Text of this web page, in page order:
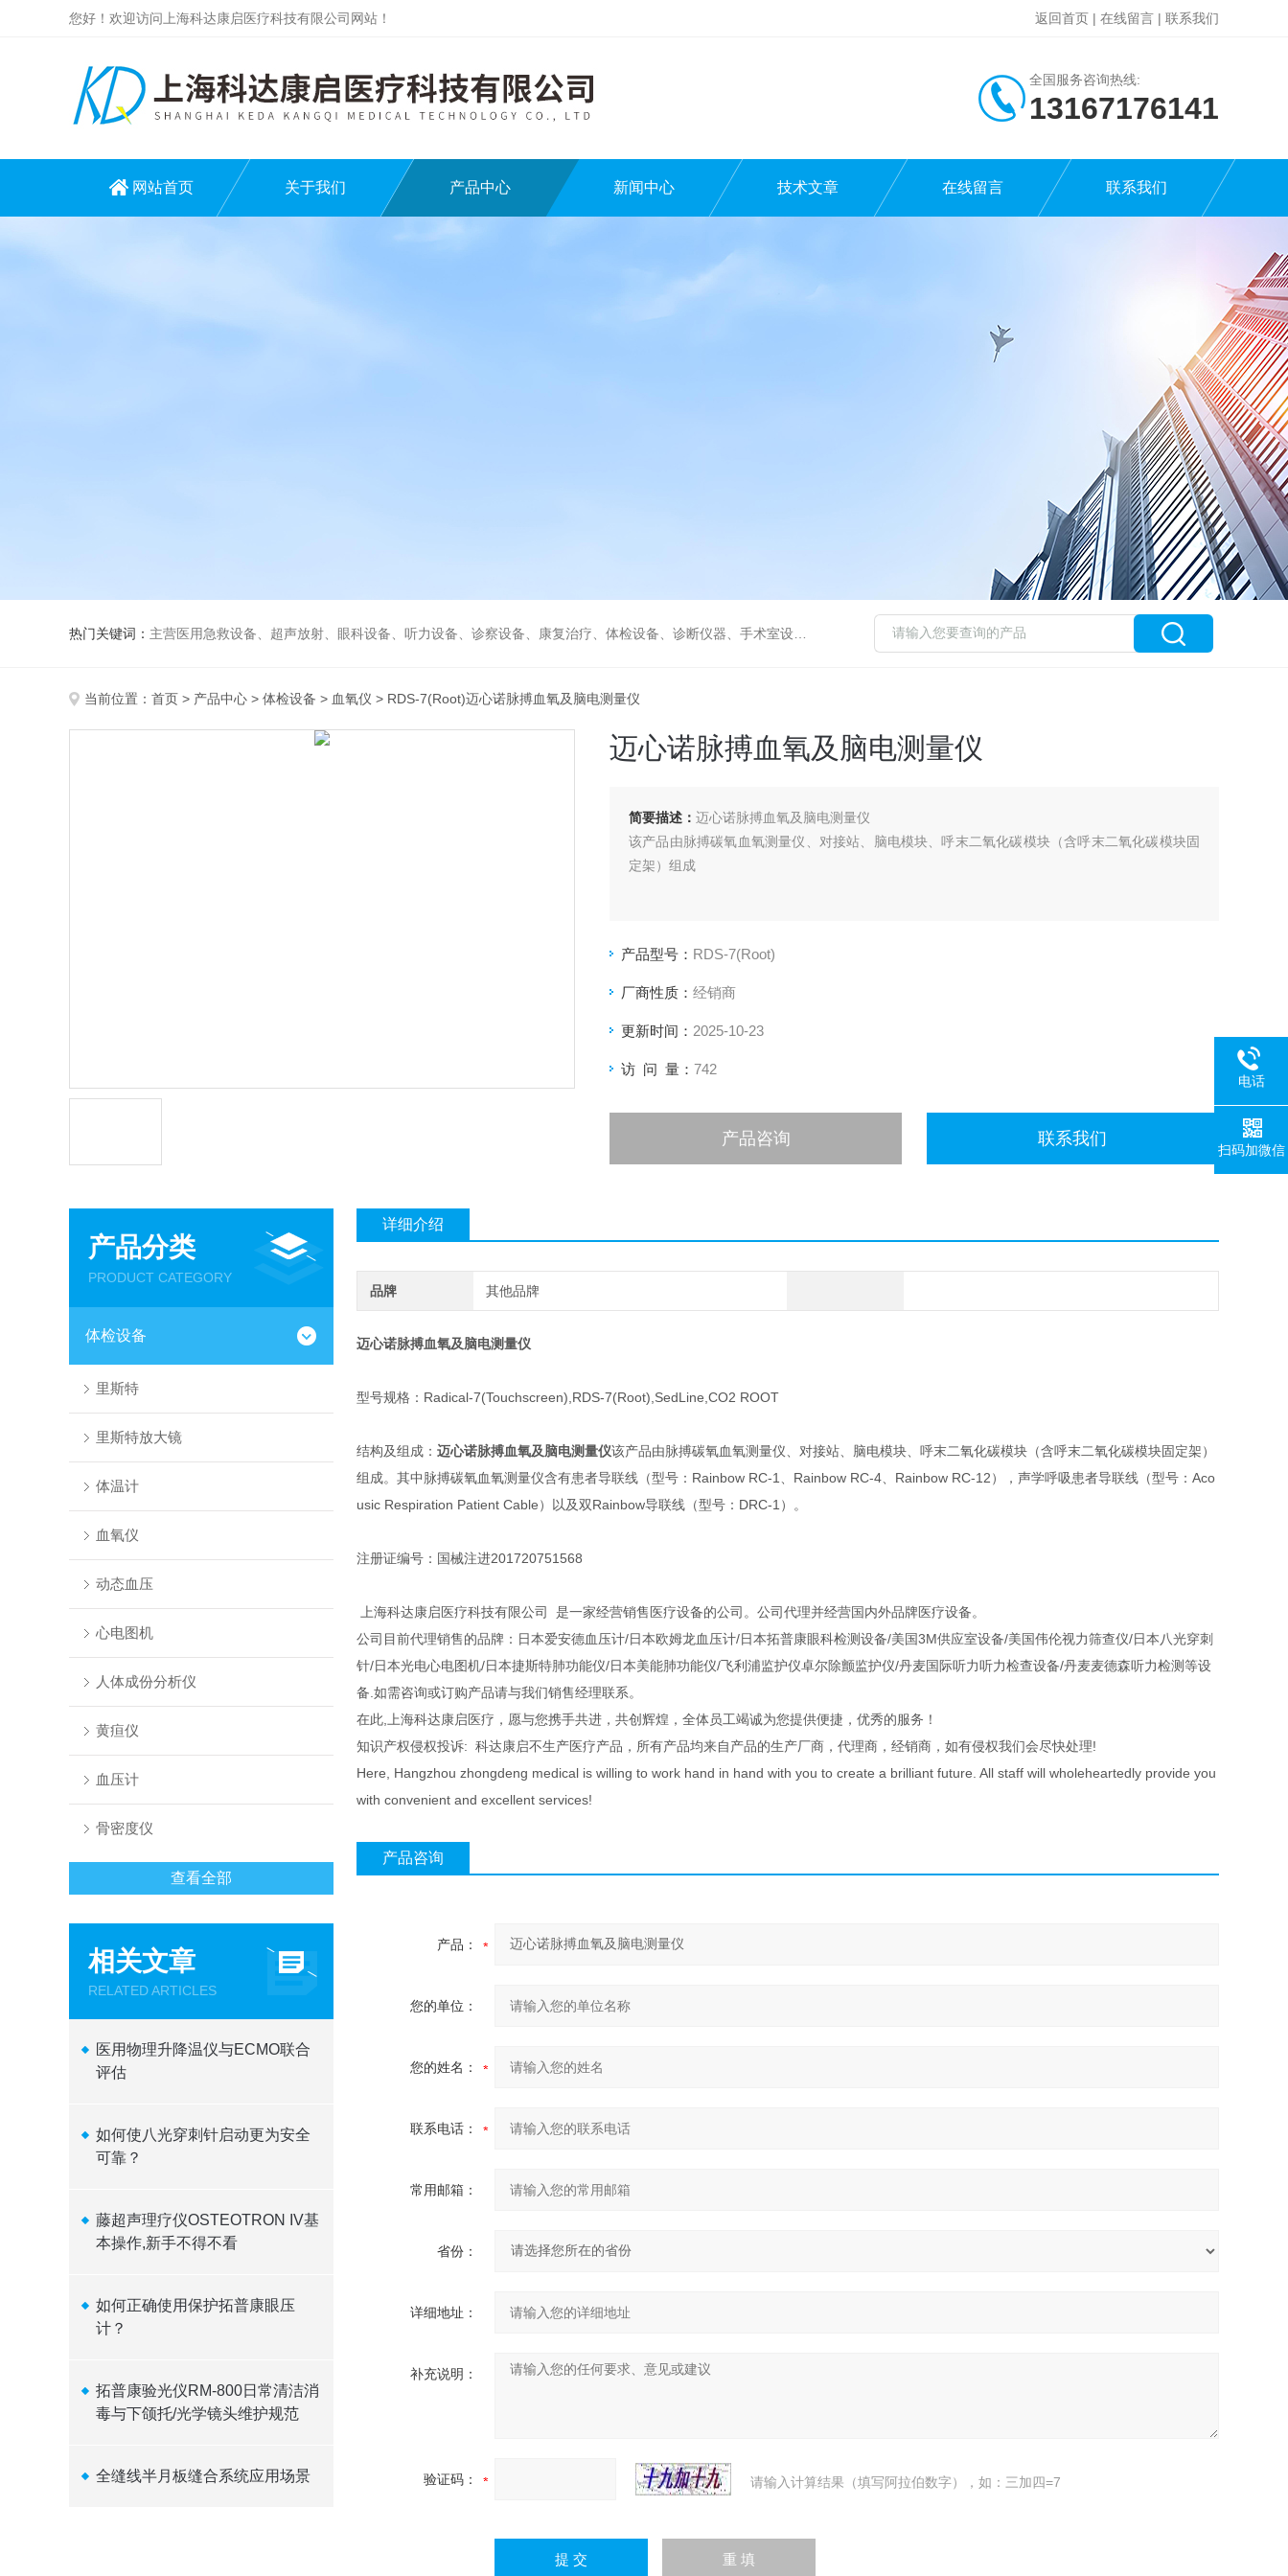
您好！欢迎访问上海科达康启医疗科技有限公司网站！ 返回首页 | 在线留言 | 联系我们
全国服务咨询热线:
13167176141
网站首页 关于我们 产品中心 新闻中心 技术文章 在线留言 联系我们
热门关键词： 主营医用急救设备、超声放射、眼科设备、听力设备、诊察设备、康复治疗、体检设备、诊断仪器、手术室设备急救室、监护设备诊疗室等医疗设备。
当前位置： 首页 > 产品中心 > 体检设备 > 血氧仪 > RDS-7(Root)迈心诺脉搏血氧及脑电测量仪
迈心诺脉搏血氧及脑电测量仪
简要描述： 迈心诺脉搏血氧及脑电测量仪
该产品由脉搏碳氧血氧测量仪、对接站、脑电模块、呼末二氧化碳模块（含呼末二氧化碳模块固
定架）组成
产品型号： RDS-7(Root)
厂商性质： 经销商
更新时间： 2025-10-23
访 问 量： 742
产品咨询 联系我们
产品分类
PRODUCT CATEGORY
体检设备
里斯特
里斯特放大镜
体温计
血氧仪
动态血压
心电图机
人体成份分析仪
黄疸仪
血压计
骨密度仪
查看全部
相关文章
RELATED ARTICLES
医用物理升降温仪与ECMO联合
评估
如何使八光穿刺针启动更为安全
可靠？
藤超声理疗仪OSTEOTRON IV基
本操作,新手不得不看
如何正确使用保护拓普康眼压
计？
拓普康验光仪RM-800日常清洁消
毒与下颌托/光学镜头维护规范
全缝线半月板缝合系统应用场景
详细介绍
品牌 其他品牌
迈心诺脉搏血氧及脑电测量仪
型号规格：Radical-7(Touchscreen),RDS-7(Root),SedLine,CO2 ROOT
结构及组成： 迈心诺脉搏血氧及脑电测量仪该产品由脉搏碳氧血氧测量仪、对接站、脑电模块、呼末二氧化碳模块（含呼末二氧化碳模块固定架）
组成。其中脉搏碳氧血氧测量仪含有患者导联线（型号：Rainbow RC-1、Rainbow RC-4、Rainbow RC-12），声学呼吸患者导联线（型号：Aco
usic Respiration Patient Cable）以及双Rainbow导联线（型号：DRC-1）。
注册证编号：国械注进201720751568
上海科达康启医疗科技有限公司 是一家经营销售医疗设备的公司。公司代理并经营国内外品牌医疗设备。
公司目前代理销售的品牌：日本爱安德血压计/日本欧姆龙血压计/日本拓普康眼科检测设备/美国3M供应室设备/美国伟伦视力筛查仪/日本八光穿刺
针/日本光电心电图机/日本捷斯特肺功能仪/日本美能肺功能仪/飞利浦监护仪卓尔除颤监护仪/丹麦国际听力听力检查设备/丹麦麦德森听力检测等设
备.如需咨询或订购产品请与我们销售经理联系。
在此,上海科达康启医疗，愿与您携手共进，共创辉煌，全体员工竭诚为您提供便捷，优秀的服务！
知识产权侵权投诉: 科达康启不生产医疗产品，所有产品均来自产品的生产厂商，代理商，经销商，如有侵权我们会尽快处理!
Here, Hangzhou zhongdeng medical is willing to work hand in hand with you to create a brilliant future. All staff will wholeheartedly provide you
with convenient and excellent services!
产品咨询
产品：
您的单位：
您的姓名：
联系电话：
常用邮箱：
省份：
详细地址：
补充说明：
验证码： 请输入计算结果（填写阿拉伯数字），如：三加四=7
电话
扫码加微信